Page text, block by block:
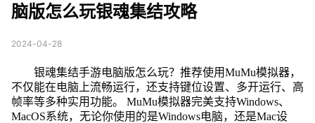
脑版怎么玩银魂集结攻略
2024-04-28
银魂集结手游电脑版怎么玩？推荐使用MuMu模拟器，
不仅能在电脑上流畅运行，还支持键位设置、多开运行、高
帧率等多种实用功能。 MuMu模拟器完美支持Windows、
MacOS系统，无论你使用的是Windows电脑，还是Mac设